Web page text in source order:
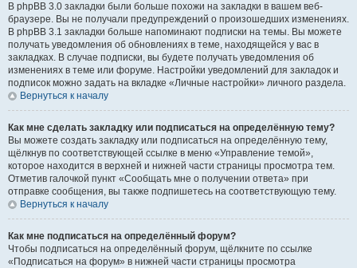
В phpBB 3.0 закладки были больше похожи на закладки в вашем веб-
браузере. Вы не получали предупреждений о произошедших изменениях.
В phpBB 3.1 закладки больше напоминают подписки на темы. Вы можете
получать уведомления об обновлениях в теме, находящейся у вас в
закладках. В случае подписки, вы будете получать уведомления об
изменениях в теме или форуме. Настройки уведомлений для закладок и
подписок можно задать на вкладке «Личные настройки» личного раздела.
Вернуться к началу
Как мне сделать закладку или подписаться на определённую тему?
Вы можете создать закладку или подписаться на определённую тему,
щёлкнув по соответствующей ссылке в меню «Управление темой»,
которое находится в верхней и нижней части страницы просмотра тем.
Отметив галочкой пункт «Сообщать мне о получении ответа» при
отправке сообщения, вы также подпишетесь на соответствующую тему.
Вернуться к началу
Как мне подписаться на определённый форум?
Чтобы подписаться на определённый форум, щёлкните по ссылке
«Подписаться на форум» в нижней части страницы просмотра